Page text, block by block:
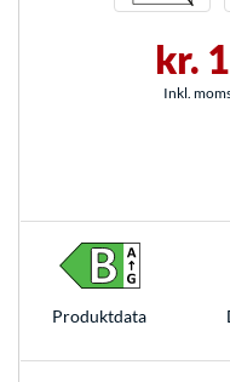
kr.
Inkl.
Produkt­data